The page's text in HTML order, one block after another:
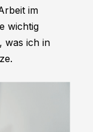
im
wichtig
was ich in